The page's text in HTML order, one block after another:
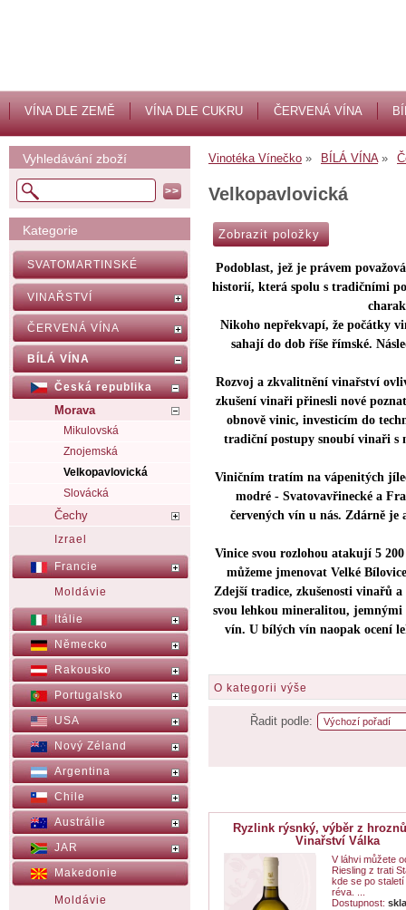
VÍNA DLE ZEMĚ VÍNA DLE CUKRU ČERVENÁ VÍNA
Vinotéka Vínečko BÍLÁ VÍNA
Velkopavlovická
Podoblast, jež je právem
historií, která spolu s tradičními
Nikoho nepřekvapí, že počátky
sahají do dob říše římské.
Rozvoj a zkvalitnění vinařství
zkušení vinaři přinesli nové
obnově vinic, investicím do
tradiční postupy snoubí vinaři s
Viničním tratím na vápenitých
modré - Svatovavřinecké a
červených vín u nás. Zdárně je
Vinice svou rozlohou atakují 5
můžeme jmenovat Velké
Zdejší tradice, zkušenosti vinařů
svou lehkou mineralitou,
vín. U bílých vín naopak ocení
O kategorii výše
Řadit podle:
Ryzlink rýsnký, výběr z
Vinařství Válka
V láhvi můžete
Riesling z trati
kde se po
réva. ...
Dostupnost:
Vyhledávání zboží
Kategorie
SVATOMARTINSKÉ
VINAŘSTVÍ
ČERVENÁ VÍNA
BÍLÁ VÍNA
Česká republika
Morava
Mikulovská
Znojemská
Velkopavlovická
Slovácká
Čechy
Izrael
Francie
Moldávie
Itálie
Německo
Rakousko
Portugalsko
USA
Nový Zéland
Argentina
Chile
Austrálie
JAR
Makedonie
Moldávie